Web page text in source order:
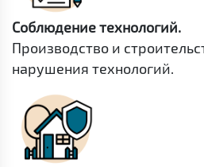
Соблюдение технологий.
Производство и
нарушения технологий.